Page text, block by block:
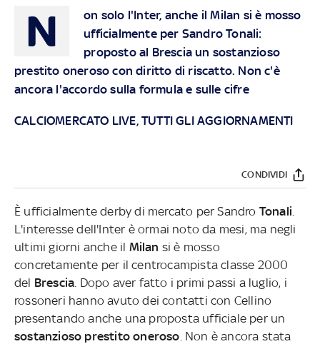
N
on solo l'Inter, anche il Milan si è mosso
ufficialmente per Sandro Tonali:
proposto al Brescia un sostanzioso
prestito oneroso con diritto di riscatto. Non c'è
ancora l'accordo sulla formula e sulle cifre
CALCIOMERCATO LIVE, TUTTI GLI AGGIORNAMENTI
CONDIVIDI
È ufficialmente derby di mercato per Sandro Tonali
L'interesse dell'Inter è ormai noto da mesi, ma negli
ultimi giorni anche il Milan si è mosso
concretamente per il centrocampista classe 2000
del Brescia . Dopo aver fatto i primi passi a luglio, i
rossoneri hanno avuto dei contatti con Cellino
presentando anche una proposta ufficiale per un
sostanzioso prestito oneroso . Non è ancora stata